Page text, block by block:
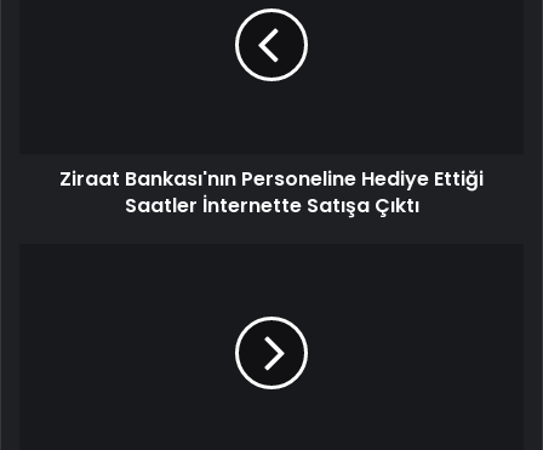
Ziraat Bankası'nın Personeline Hediye Ettiği
Saatler İnternette Satışa Çıktı